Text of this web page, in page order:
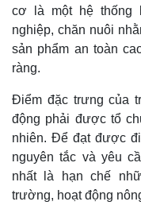
Thế giới
cơ là một hệ thống
nghiệp, chăn nuôi
sản phẩm an toàn
ràng.
Điểm đặc trưng của
động phải được tổ
nhiên. Để đạt được
nguyên tắc và yêu
nhất là hạn chế
trường, hoạt động